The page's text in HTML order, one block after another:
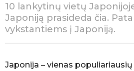
a
g
o
10 lankytinų vietų
Japoniją prasideda čia.
vykstantiems į Japoniją.
a
Japonija – vienas